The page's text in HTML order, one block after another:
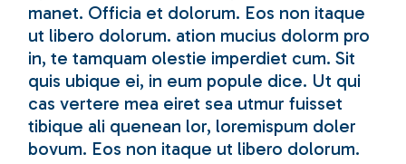
manet. Officia et dolorum. Eos non itaque
ut libero dolorum. ation mucius dolorm pro
in, te tamquam olestie imperdiet cum. Sit
quis ubique ei, in eum popule dice. Ut qui
cas vertere mea eiret sea utmur fuisset
tibique ali quenean lor, loremispum doler
bovum. Eos non itaque ut libero dolorum.